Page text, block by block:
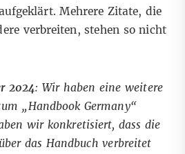
Mehrere Zitate, die
verbreiten, stehen so nicht
2024: Wir haben eine weitere
„Handbook Germany“
wir konkretisiert, dass die
das Handbuch verbreitet